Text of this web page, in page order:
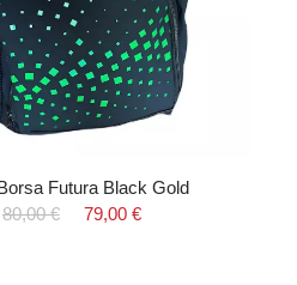
Futura Black Gold
80,00 €
79,00 €